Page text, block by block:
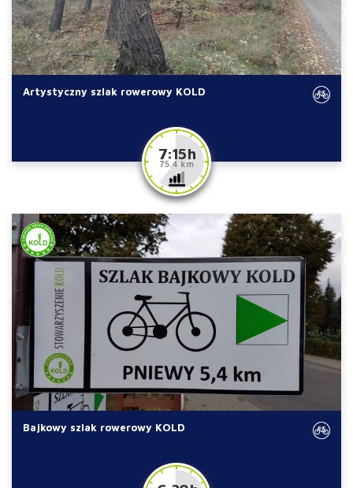
Artystyczny szlak rowerowy KOLD
7:15 h
75.4 km
Bajkowy szlak rowerowy KOLD